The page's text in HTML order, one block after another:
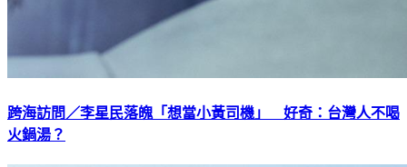
跨海訪問／李星民落魄「想當小黃司機」 好奇：台灣人不喝
火鍋湯？